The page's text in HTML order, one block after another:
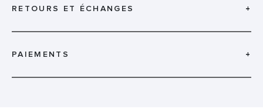
RETOURS ET ÉCHANGES +
PAIEMENTS +